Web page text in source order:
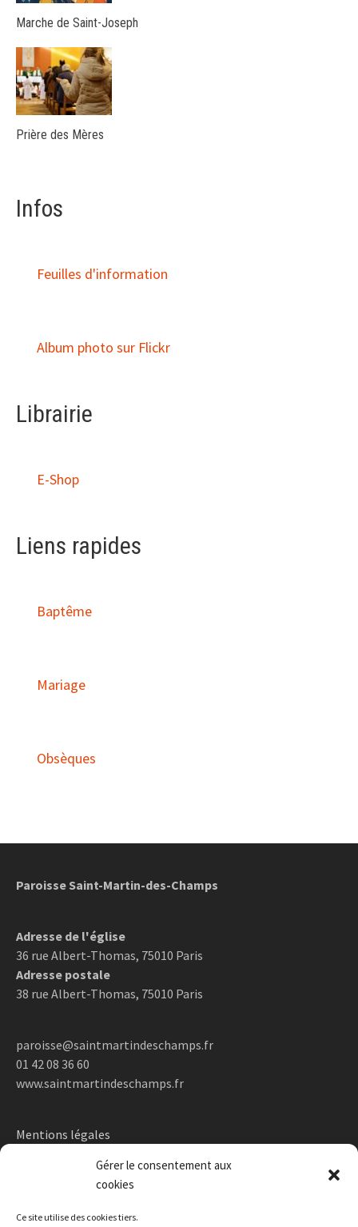
Gérer le consentement aux
cookies
Ce site utilise des cookies tiers.
Marche de Saint-Joseph
Prière des Mères
Infos
Feuilles d'information
Album photo sur Flickr
Librairie
E-Shop
Liens rapides
Baptême
Mariage
Obsèques
Paroisse Saint-Martin-des-Champs
Adresse de l'église
36 rue Albert-Thomas, 75010 Paris
Adresse postale
38 rue Albert-Thomas, 75010 Paris
paroisse@saintmartindeschamps.fr
01 42 08 36 60
www.saintmartindeschamps.fr
Mentions légales